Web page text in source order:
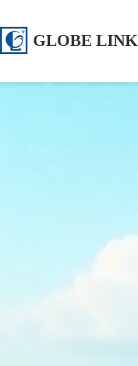
GLOBE LINK